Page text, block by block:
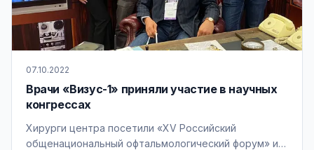
07.10.2022
Врачи «Визус-1» приняли участие в научных
конгрессах
Хирурги центра посетили «XV Российский
общенациональный офтальмологический форум» и